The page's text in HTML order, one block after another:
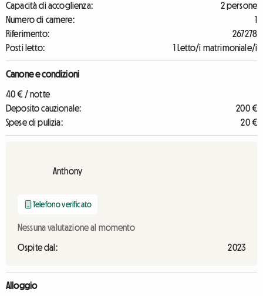
Capacità di accoglienza:
2 persone
Numero di camere:
1
Riferimento:
267278
Posti letto:
1 Letto/i matrimoniale/i
Canone e condizioni
40 € / notte
Deposito cauzionale:
200 €
Spese di pulizia:
20 €
Anthony
Telefono verificato
Nessuna valutazione al momento
Ospite dal: 2023
Alloggio